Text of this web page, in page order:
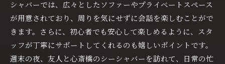
シャバーでは、広々としたソファーやプライベートスペース
が用意されており、周りを気にせずに会話を楽しむことがで
きます。さらに、初心者でも安心して楽しめるように、スタ
ッフが丁寧にサポートしてくれるのも嬉しいポイントです。
週末の夜、友人と心斎橋のシーシャバーを訪れて、日常の忙